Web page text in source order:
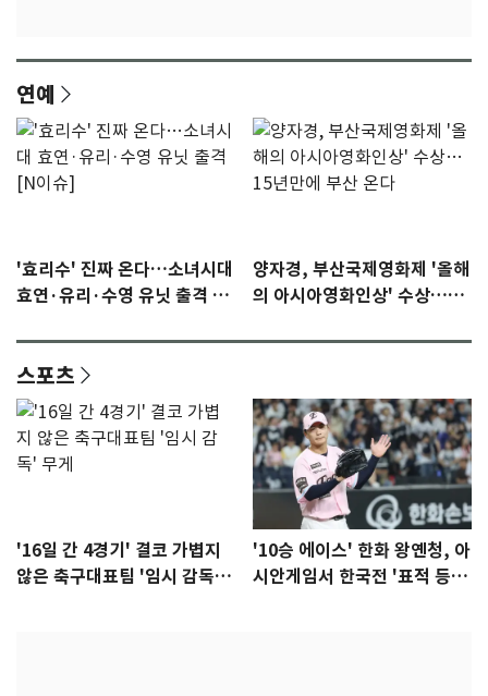
연예
'효리수' 진짜 온다…소녀시대
효연·유리·수영 유닛 출격 [N
양자경, 부산국제영화제 '올해
의 아시아영화인상' 수상…15
스포츠
'16일 간 4경기' 결코 가볍지
않은 축구대표팀 '임시 감독'
'10승 에이스' 한화 왕옌청, 아
시안게임서 한국전 '표적 등